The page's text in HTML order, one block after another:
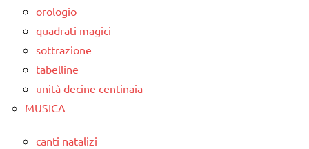
orologio
quadrati magici
sottrazione
tabelline
unità decine centinaia
MUSICA
canti natalizi